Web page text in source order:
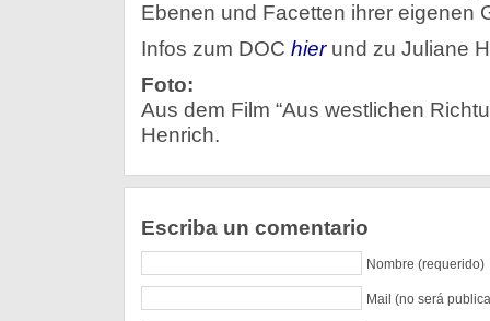
Ebenen und Facetten ihrer eigenen
Infos zum DOC hierund zu Juliane
Foto:
Aus dem Film “Aus westlichen
Henrich.
Escriba un comentario
Nombre (requerido)
Mail (no será